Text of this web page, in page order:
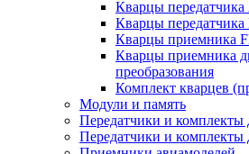
Кварцы
Кварцы передатчика
Кварцы приемника
Кварцы приемника
преобразования
Комплект кварцев
Модули и память
Передатчики и комплекты
Передатчики и комплекты